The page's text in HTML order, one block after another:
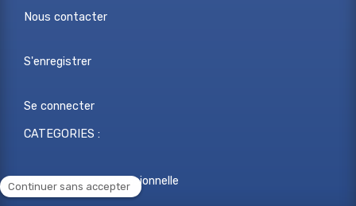
Nous contacter
S'enregistrer
Se connecter
CATEGORIES :
Reconversion professionnelle